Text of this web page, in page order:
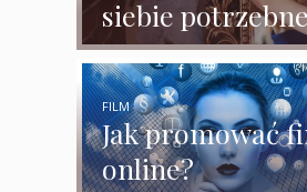
siebie
biznesie?
Jak promować
online?
FILM